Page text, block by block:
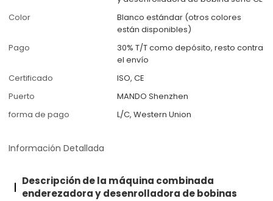
Color
Blanco estándar (otros colores
están disponibles)
Pago
30% T/T como depósito, resto contra
el envío
Certificado
ISO, CE
Puerto
MANDO Shenzhen
forma de pago
L/C, Western Union
Información Detallada
Descripción de la máquina combinada
enderezadora y desenrolladora de bobinas